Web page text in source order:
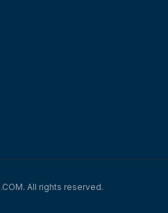
All rights reserved.